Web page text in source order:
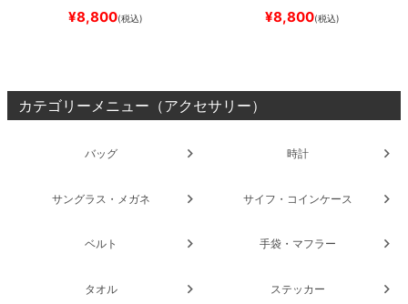
SLIM FIT 30 LENGTH
スケートボード スケボ
¥8,800(税込)
SLIM FIT 30 LENGTH
スケートボード スケボー
¥8,800(税込)
カテゴリーメニュー（アクセサリー）
バッグ 時計
サングラス・メガネ サイフ・コインケース
ベルト 手袋・マフラー
タオル ステッカー